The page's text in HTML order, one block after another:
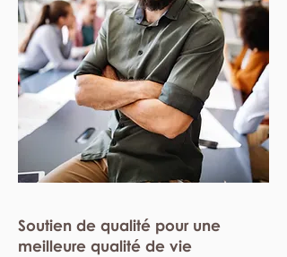
Soutien de qualité pour une
meilleure qualité de vie